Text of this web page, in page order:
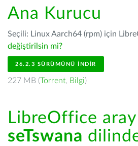
Ana Kurucu
Seçili: Linux Aarch64 (rpm) için
değiştirilsin mi?
26.2.3 SÜRÜMÜNÜ İNDIR
227 MB (Torrent, Bilgi)
LibreOffice
seTswana